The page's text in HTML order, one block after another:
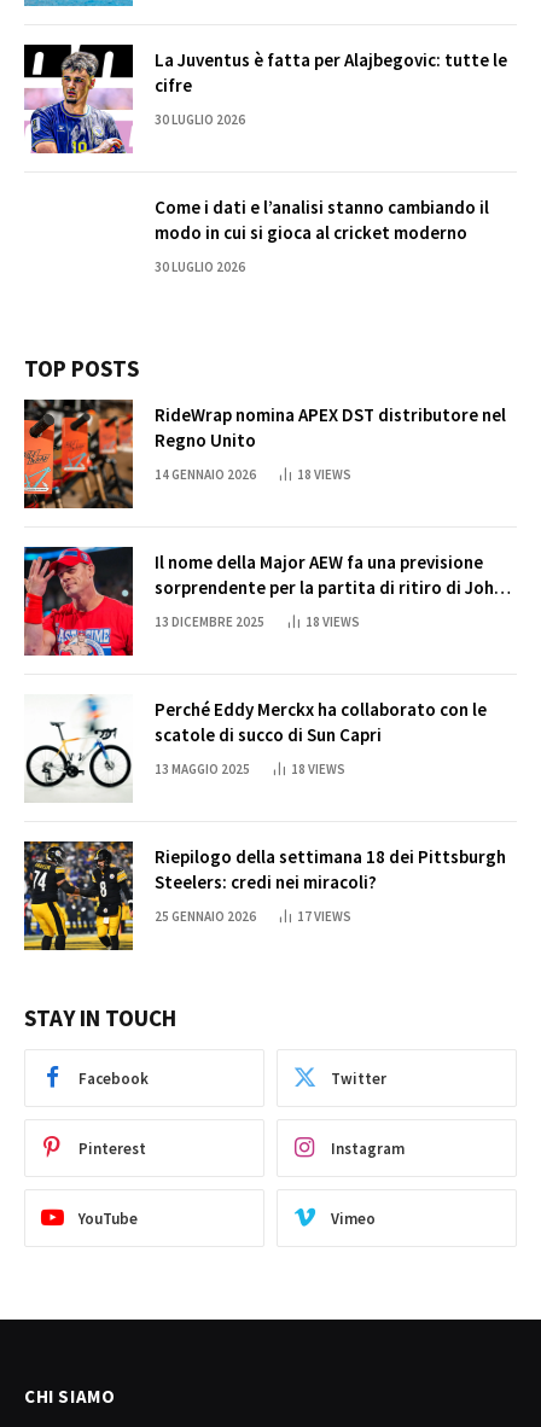
La Juventus è fatta per Alajbegovic: tutte le
cifre
30 LUGLIO 2026
Come i dati e l’analisi stanno cambiando il
modo in cui si gioca al cricket moderno
30 LUGLIO 2026
TOP POSTS
RideWrap nomina APEX DST distributore nel
Regno Unito
14 GENNAIO 2026 18 VIEWS
Il nome della Major AEW fa una previsione
sorprendente per la partita di ritiro di John
Cena
13 DICEMBRE 2025 18 VIEWS
Perché Eddy Merckx ha collaborato con le
scatole di succo di Sun Capri
13 MAGGIO 2025 18 VIEWS
Riepilogo della settimana 18 dei Pittsburgh
Steelers: credi nei miracoli?
25 GENNAIO 2026 17VIEWS
STAY IN TOUCH
Facebook Twitter
Pinterest Instagram
YouTube Vimeo
CHI SIAMO